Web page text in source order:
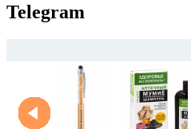
Telegram